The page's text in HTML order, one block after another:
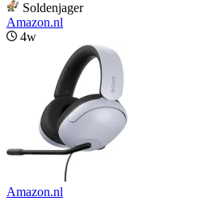
Soldenjager
Amazon.nl
4w
Amazon.nl